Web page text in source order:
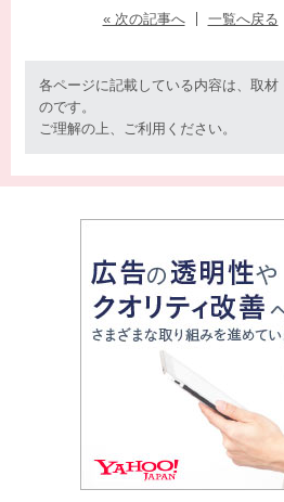
« 次の記事へ 一覧へ戻る
各ページに記載している内容は、取材
のです。
ご理解の上、ご利用ください。